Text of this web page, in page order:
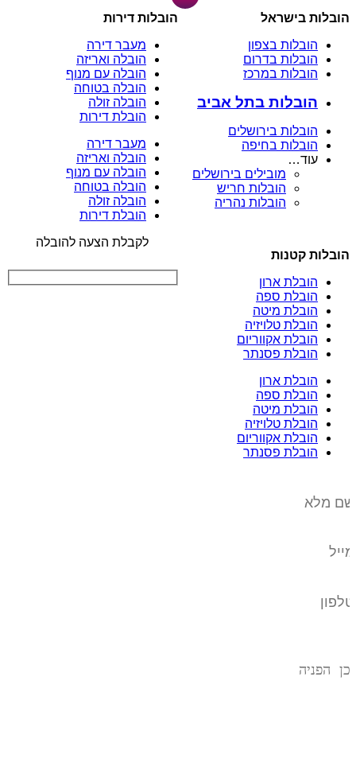
הובלות בישראל
הובלות בצפון
הובלות בדרום
הובלות במרכז
הובלות בתל אביב
הובלות בירושלים
הובלות בחיפה
עוד…
מובילים בירושלים
הובלות חריש
הובלות נהריה
הובלות דירות
מעבר דירה
הובלה ואריזה
הובלה עם מנוף
הובלה בטוחה
הובלה זולה
הובלת דירות
מעבר דירה
הובלה ואריזה
הובלה עם מנוף
הובלה בטוחה
הובלה זולה
הובלת דירות
הובלות קטנות
הובלת ארון
הובלת ספה
הובלת מיטה
הובלת טלויזיה
הובלת אקווריום
הובלת פסנתר
הובלת ארון
הובלת ספה
הובלת מיטה
הובלת טלויזיה
הובלת אקווריום
הובלת פסנתר
לקבלת הצעה להובלה